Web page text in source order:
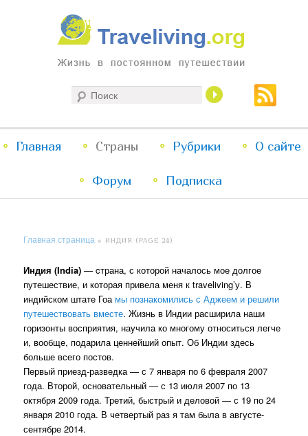
Traveliving
Жизнь в постоянном путешествии
меню
Перейти
к
Перейти
к
Главная Страны Рубрики О сайте
Форум Подписка
Главная страница » ИНДИЯ (PAGE 24)
Индия (India) — cтрана, с которой началось мое долгое
путешествие, и которая привела меня к traveliving’у. В
индийском штате Гоа мы познакомились с Аджеем и решили
путешествовать вместе. Жизнь в Индии расширила наши
горизонты восприятия, научила ко многому относиться легче
и, вообще, подарила ценнейший опыт. Об Индии здесь
больше всего постов.
Первый приезд-разведка — с 7 января по 6 февраля 2007
года. Второй, основательный — с 13 июля 2007 по 13
октября 2009 года. Третий, быстрый и деловой — с 19 по 24
января 2010 года. В четвертый раз я там была в августе-
сентябре 2014.